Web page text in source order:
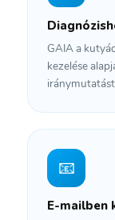
GAIA a
kezelése
📧
E-mailben